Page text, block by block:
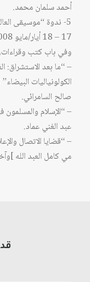
أحمد سلمان محمد.
5- ندوة “موسيقى
17 – 18 أيار/مايو 2008) لـ / مسعود ضاهر.
وفي باب كتب
– “ما بعد الاستشراق:
الكولونياليات
صالح السامرائي.
– “الإسلام
عبد الغني عماد.
– “قضايا الاتصال
مي كامل العبد الله